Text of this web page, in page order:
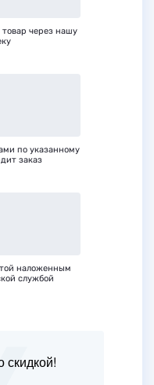
через нашу
по указанному
заказ
наложенным
службой
скидкой!